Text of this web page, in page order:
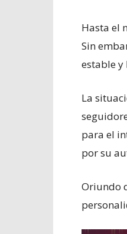
Hasta el
Sin
estable y
La
para el
por su
Oriundo